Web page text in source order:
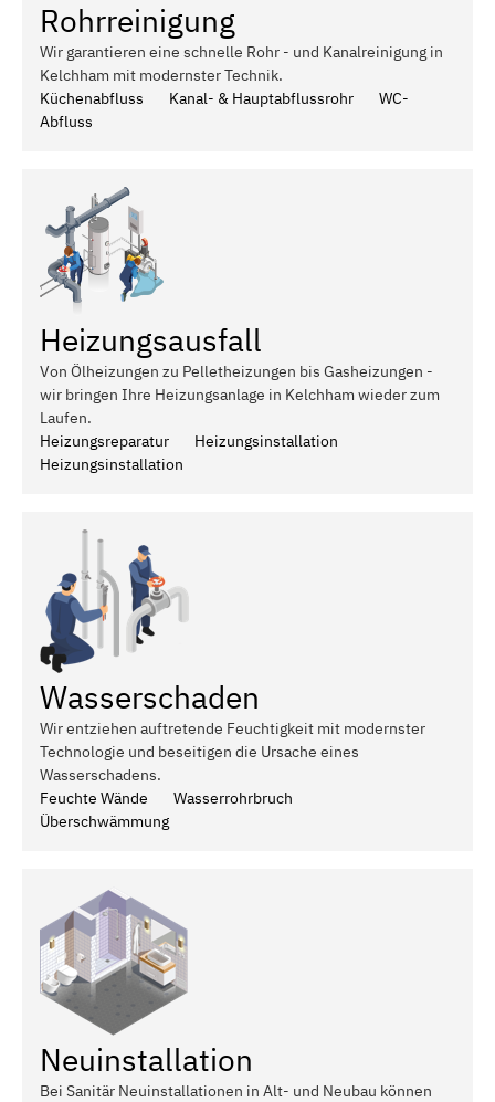
Rohrreinigung
Wir garantieren eine schnelle Rohr - und Kanalreinigung in
Kelchham mit modernster Technik.
Küchenabfluss
Kanal- & Hauptabflussrohr
WC-
Abfluss
Heizungsausfall
Von Ölheizungen zu Pelletheizungen bis Gasheizungen -
wir bringen Ihre Heizungsanlage in Kelchham wieder zum
Laufen.
Heizungsreparatur
Heizungsinstallation
Heizungsinstallation
Wasserschaden
Wir entziehen auftretende Feuchtigkeit mit modernster
Technologie und beseitigen die Ursache eines
Wasserschadens.
Feuchte Wände
Wasserrohrbruch
Überschwämmung
Neuinstallation
Bei Sanitär Neuinstallationen in Alt- und Neubau können